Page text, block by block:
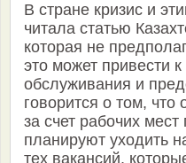
В стране кризис и
читала статью
которая не
это может привести
обслуживания и
говорится о том,
за счет рабочих
планируют уходить
тех вакансий,